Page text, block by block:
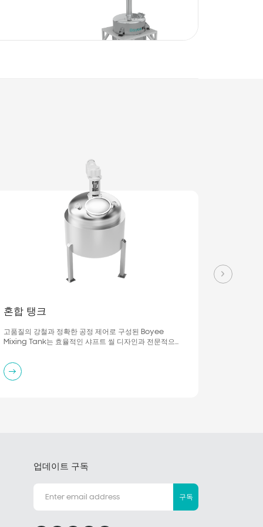
혼합 탱크
고품질의 강철과 정확한 공정 제어로 구성된 Boyee
Mixing Tank는 효율적인 샤프트 씰 디자인과 전문적으로
다.
업데이트 구독
구독